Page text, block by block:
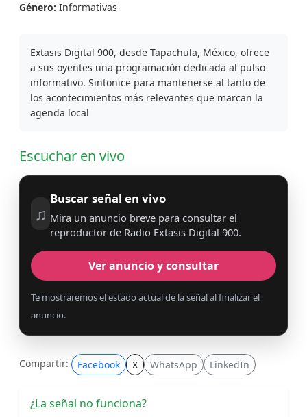
Género: Informativas
Extasis Digital 900, desde Tapachula, México, ofrece
a sus oyentes una programación dedicada al pulso
informativo. Sintonice para mantenerse al tanto de
los acontecimientos más relevantes que marcan la
agenda local
Escuchar en vivo
♫
Buscar señal en vivo
Mira un anuncio breve para consultar el
reproductor de Radio Extasis Digital 900.
Ver anuncio y consultar
Te mostraremos el estado actual de la señal al finalizar el
anuncio.
Compartir: Facebook X WhatsApp LinkedIn
¿La señal no funciona?